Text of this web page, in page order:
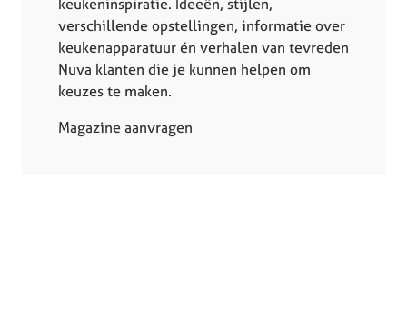
verschillende opstellingen, informatie over
keukenapparatuur én verhalen van tevreden
Nuva klanten die je kunnen helpen om
keuzes te maken.
Magazine aanvragen